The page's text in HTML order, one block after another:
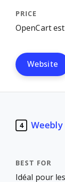
OpenCart
Website
4 Weebly
Idéal pour